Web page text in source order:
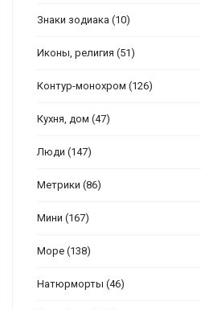
Знаки зодиака (10)
Иконы, религия (51)
Контур-монохром (126)
Кухня, дом (47)
Люди (147)
Метрики (86)
Мини (167)
Море (138)
Натюрморты (46)